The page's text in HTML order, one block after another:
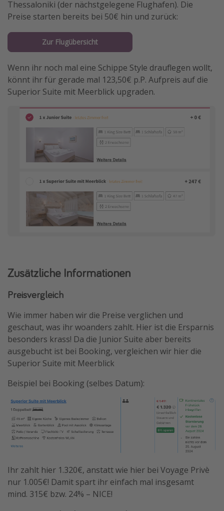
Thessaloniki (der nächstgelegene Flughafen). Die
Preise starten bereits bei 50€ hin und zurück:
Zur Flugübersicht
Wenn ihr noch mal eine Schippe Style drauflegen wollt,
könnt ihr für gerade mal 123,50€ p.P. Aufpreis auf die
Superior Suite mit Meerblick upgraden.
Zusätzliche Informationen
Preisvergleich
Wie immer haben wir die Preise verglichen und
geschaut, was ihr woanders zahlt. Hier ist die Ersparnis
besonders krass! Da die Junior Suite aber bereits
ausgebucht ist bei Booking, vergleichen wir hier die
Superior Suite mit Meerblick
Beispiel bei Booking (selbes Datum):
Ihr zahlt hier 1.320€, anstatt wie hier bei Voyage Privè
nur 1.005€! Damit spart ihr einfach mal insgesamt
mind. 315€ bzw. 24% – NICE!